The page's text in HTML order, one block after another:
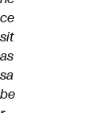
ce
sit
as
sa
be